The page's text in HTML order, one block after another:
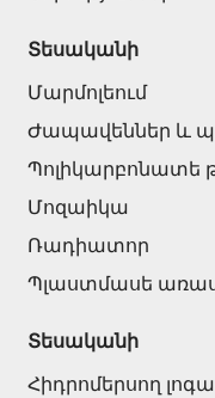
Տեսականի
Մարմոլեում
Ժապավեններ և
Պոլիկարբոնատե
Մոզաիկա
Ռադիատոր
Պլաստմասե
Տեսականի
Հիդրոմերսող